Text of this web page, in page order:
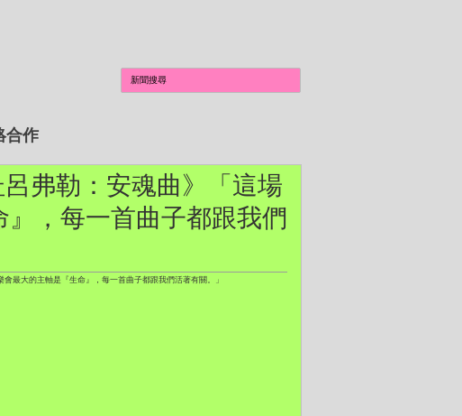
合作
呂弗勒：安魂曲》「這場
，每一首曲子都跟我們
最大的主軸是『生命』，每一首曲子都跟我們活著有關。」